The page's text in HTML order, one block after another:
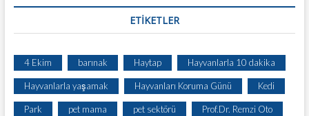
ETIKETLER
4 Ekim barınak Haytap Hayvanlarla 10 dakika
Hayvanlarla yaşamak Hayvanları Koruma Günü Kedi
Park pet mama pet sektörü Prof.Dr. Remzi Oto